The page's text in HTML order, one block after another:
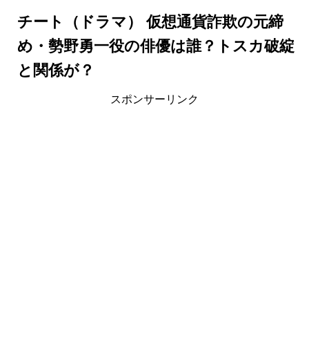
チート（ドラマ） 仮想通貨詐欺の元締
め・勢野勇一役の俳優は誰？トスカ破綻
と関係が？
スポンサーリンク